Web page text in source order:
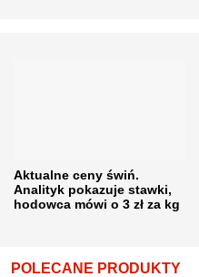
Aktualne ceny świń.
Analityk pokazuje stawki,
hodowca mówi o 3 zł za kg
POLECANE PRODUKTY